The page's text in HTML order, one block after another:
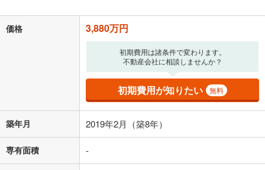
上、ご自身での入力をお願いいたします。初期設定で自動入力されてい
る値は、実際の金融機関等における貸出金利とは何ら関係がなく、実際
の金融機関等における貸出金利を何ら保証するものではありません。返
済方法「元利均等返済」にて算出しております。入力された金利を35年
適用した場合の計算結果を表示しています。
その他月額費用や、初期費用がかかります。ご注意ください。実際にお
借り入れの際は各金融機関等に、必ずご自身でご確認をお願いいたしま
す。
条件によってお借り入れができないことがあります。
不動産会社に購入相談をする
価格 3,880万円
初期費用は諸条件で変わります。
不動産会社に相談しませんか？
初期費用が知りたい 無料
築年月 2019年2月（築8年）
専有面積 -